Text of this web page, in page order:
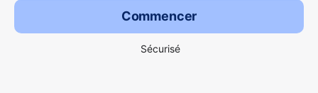
Commencer
Sécurisé